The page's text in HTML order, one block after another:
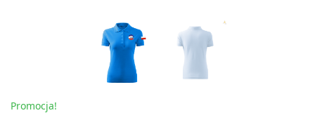
Promocja!